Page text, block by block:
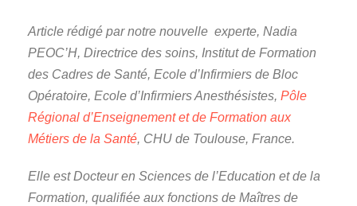
Article rédigé par notre nouvelle experte, Nadia
PEOC’H, Directrice des soins, Institut de Formation
des Cadres de Santé, Ecole d’Infirmiers de Bloc
Opératoire, Ecole d’Infirmiers Anesthésistes, Pôle
Régional d’Enseignement et de Formation aux
Métiers de la Santé, CHU de Toulouse, France.
Elle est Docteur en Sciences de l’Education et de la
Formation, qualifiée aux fonctions de Maîtres de